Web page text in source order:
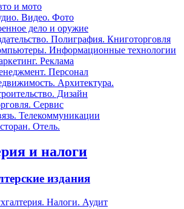
и мото
Видео. Фото
дело и оружие
Полиграфия. Книготорговля
Информационные технологии
Реклама
Персонал
Архитектура.
Дизайн
Сервис
Телекоммуникации
Отель.
и налоги
издания
Налоги. Аудит